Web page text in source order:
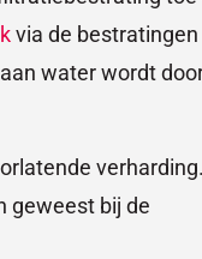
via de bestratingen
water wordt
verharding.
geweest bij de